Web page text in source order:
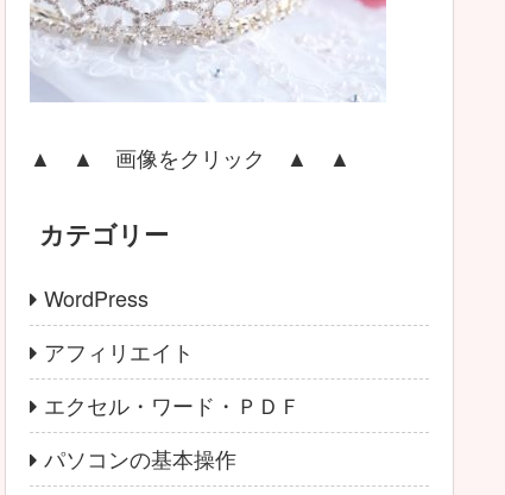
▲ ▲ 画像をクリック ▲ ▲
カテゴリー
WordPress
アフィリエイト
エクセル・ワード・ＰＤＦ
パソコンの基本操作